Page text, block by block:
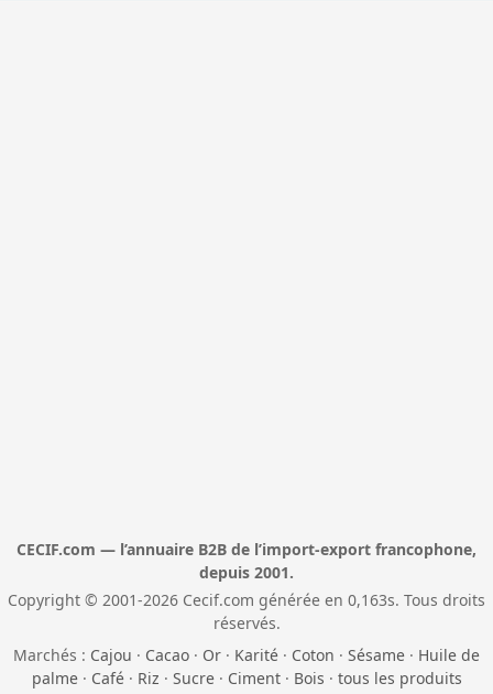
CECIF.com — l’annuaire B2B de l’import-export francophone,
depuis 2001.
Copyright © 2001-2026 Cecif.com générée en 0,163s. Tous droits
réservés.
Marchés : Cajou · Cacao · Or · Karité · Coton · Sésame · Huile de
palme· Café· Riz · Sucre· Ciment· Bois · tous les produits